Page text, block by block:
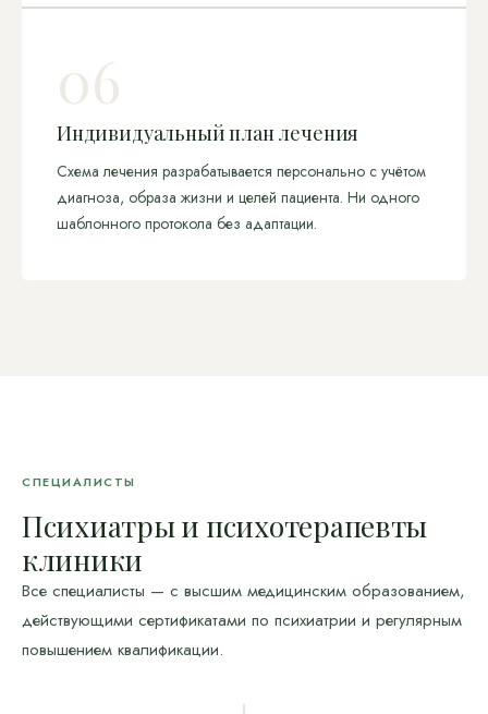
06
Индивидуальный план лечения
Схема лечения разрабатывается персонально с учётом
диагноза, образа жизни и целей пациента. Ни одного
шаблонного протокола без адаптации.
СПЕЦИАЛИСТЫ
Психиатры и психотерапевты
клиники
Все специалисты — с высшим медицинским образованием,
действующими сертификатами по психиатрии и регулярным
повышением квалификации.